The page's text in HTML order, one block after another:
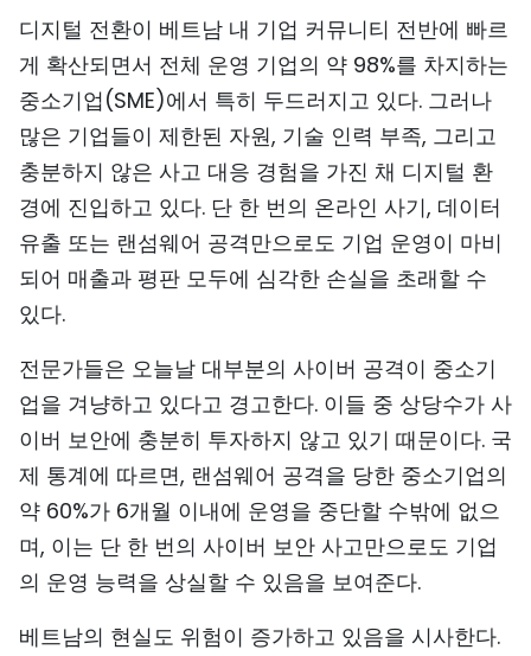
인포그래픽
메가스토리
회사 소개
TIẾNG VIỆT
ENGLISH
FRANÇAIS
РУССКИЙ
ESPAÑOL
디지털 전환이 베트남 내 기업 커뮤니티 전반에 빠르
게 확산되면서 전체 운영 기업의 약 98%를 차지하는
중소기업(SME)에서 특히 두드러지고 있다. 그러나
많은 기업들이 제한된 자원, 기술 인력 부족, 그리고
충분하지 않은 사고 대응 경험을 가진 채 디지털 환
경에 진입하고 있다. 단 한 번의 온라인 사기, 데이터
유출 또는 랜섬웨어 공격만으로도 기업 운영이 마비
되어 매출과 평판 모두에 심각한 손실을 초래할 수
있다.
전문가들은 오늘날 대부분의 사이버 공격이 중소기
업을 겨냥하고 있다고 경고한다. 이들 중 상당수가 사
이버 보안에 충분히 투자하지 않고 있기 때문이다. 국
제 통계에 따르면, 랜섬웨어 공격을 당한 중소기업의
약 60%가 6개월 이내에 운영을 중단할 수밖에 없으
며, 이는 단 한 번의 사이버 보안 사고만으로도 기업
의 운영 능력을 상실할 수 있음을 보여준다.
베트남의 현실도 위험이 증가하고 있음을 시사한다.